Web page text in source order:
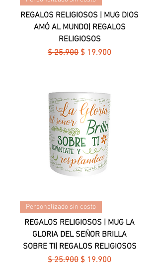
REGALOS RELIGIOSOS | MUG DIOS
AMÓ AL MUNDO| REGALOS
RELIGIOSOS
Precio
$ 25.900 Precio de oferta
$ 19.900
Personalizado sin costo
REGALOS RELIGIOSOS | MUG LA
GLORIA DEL SEÑOR BRILLA
SOBRE TI| REGALOS RELIGIOSOS
Precio
$ 25.900 Precio de oferta
$ 19.900